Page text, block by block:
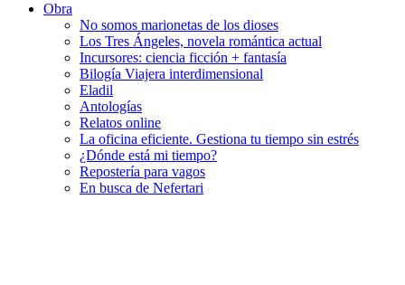
Obra
No somos marionetas de los dioses
Los Tres Ángeles, novela romántica actual
Incursores: ciencia ficción + fantasía
Bilogía Viajera interdimensional
Eladil
Antologías
Relatos online
La oficina eficiente. Gestiona tu tiempo sin estrés
¿Dónde está mi tiempo?
Repostería para vagos
En busca de Nefertari